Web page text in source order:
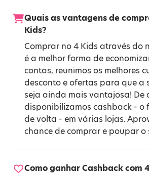
Quais as vantagens de
Kids?
Comprar no 4 Kids através do
é a melhor forma de
contas, reunimos os melhores
desconto e ofertas para que a
seja ainda mais vantajosa! De
disponibilizamos cashback - o
de volta - em várias lojas.
chance de comprar e poupar o
Como ganhar Cashback com